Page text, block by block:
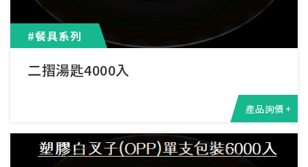
#餐具系列
二摺湯匙4000入
產品詢價 +